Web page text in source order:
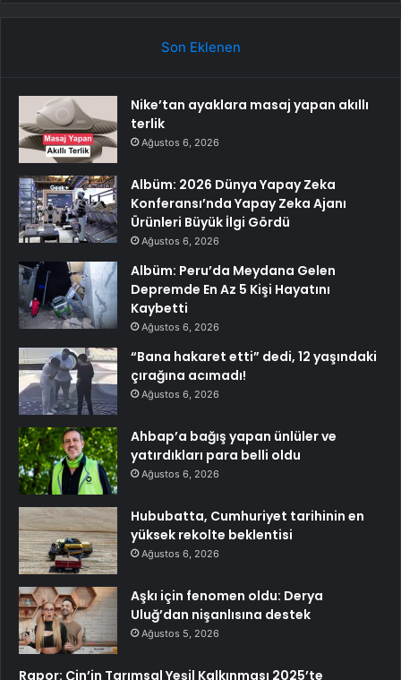
Son Eklenen
Nike’tan ayaklara masaj yapan akıllı
terlik
Ağustos 6, 2026
Albüm: 2026 Dünya Yapay Zeka
Konferansı’nda Yapay Zeka Ajanı
Ürünleri Büyük İlgi Gördü
Ağustos 6, 2026
Albüm: Peru’da Meydana Gelen
Depremde En Az 5 Kişi Hayatını
Kaybetti
Ağustos 6, 2026
“Bana hakaret etti” dedi, 12 yaşındaki
çırağına acımadı!
Ağustos 6, 2026
Ahbap’a bağış yapan ünlüler ve
yatırdıkları para belli oldu
Ağustos 6, 2026
Hububatta, Cumhuriyet tarihinin en
yüksek rekolte beklentisi
Ağustos 6, 2026
Aşkı için fenomen oldu: Derya
Uluğ’dan nişanlısına destek
Ağustos 5, 2026
Rapor: Çin’in Tarımsal Yeşil Kalkınması 2025’te